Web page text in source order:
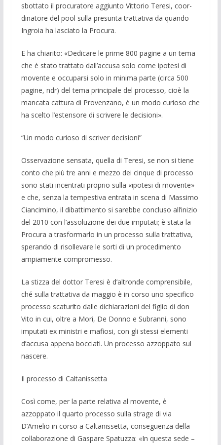
sbottato il procuratore aggiunto Vittorio Teresi, coor­
dinatore del pool sulla presunta trat­tativa da quando
Ingroia ha lasciato la Procura.
E ha chiarito: «Dedicare le pri­me 800 pagine a un tema
che è stato trat­tato dall’accusa solo come ipotesi di
mo­vente e occuparsi solo in minima parte (circa 500
pagine, ndr) del tema princi­pale del pro­cesso, cioè la
mancata cattura di Proven­zano, è un modo curioso che
ha scelto l’estensore di scrivere le decisioni».
“Un modo curioso di scriver decisioni”
Osservazione sensata, quella di Teresi, se non si tiene
conto che più tre anni e mezzo dei cinque di processo
sono stati incentrati proprio sulla «ipotesi di moven­te»
e che, senza la tempestiva en­trata in scena di Massimo
Ciancimino, il dibatti­mento si sarebbe concluso all’ini­zio
del 2010 con l’assoluzione dei due imputati; è stata la
Procura a trasformarlo in un pro­cesso sulla trattativa,
sperando di risolle­vare le sorti di un procedimento
ampia­mente compromesso.
La stizza del dottor Teresi è d’altronde comprensibile,
ché sulla trattativa da mag­gio è in corso uno specifico
processo sca­turito dalle di­chiarazioni del figlio di don
Vito in cui, oltre a Mori, De Donno e Sub­ranni, sono
imputati ex ministri e mafiosi, con gli stessi elementi
d’accusa appena bocciati. Un processo azzoppato sul
na­scere.
Il processo di Caltanissetta
Così come, per la parte relativa al mo­vente, è
azzoppato il quarto processo sul­la strage di via
D’Amelio in corso a Calta­nissetta, conseguenza della
collabora­zione di Gaspare Spatuzza: «In questa sede –